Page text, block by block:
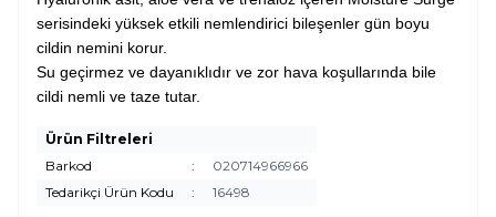
serisindeki yüksek etkili nemlendirici bileşenler gün boyu
cildin nemini korur.
Su geçirmez ve dayanıklıdır ve zor hava koşullarında bile
cildi nemli ve taze tutar.
Ürün Filtreleri
Barkod
:
020714966966
Tedarikçi Ürün Kodu
: 16498